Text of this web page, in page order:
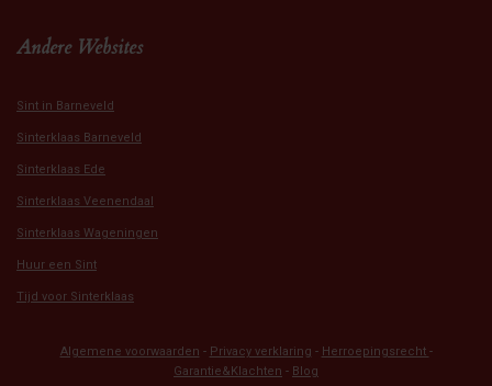
Andere Websites
Sint in Barneveld
Sinterklaas Barneveld
Sinterklaas Ede
Sinterklaas Veenendaal
Sinterklaas Wageningen
Huur een Sint
Tijd voor Sinterklaas
Algemene voorwaarden - Privacy verklaring - Herroepingsrecht -
Garantie&Klachten - Blog